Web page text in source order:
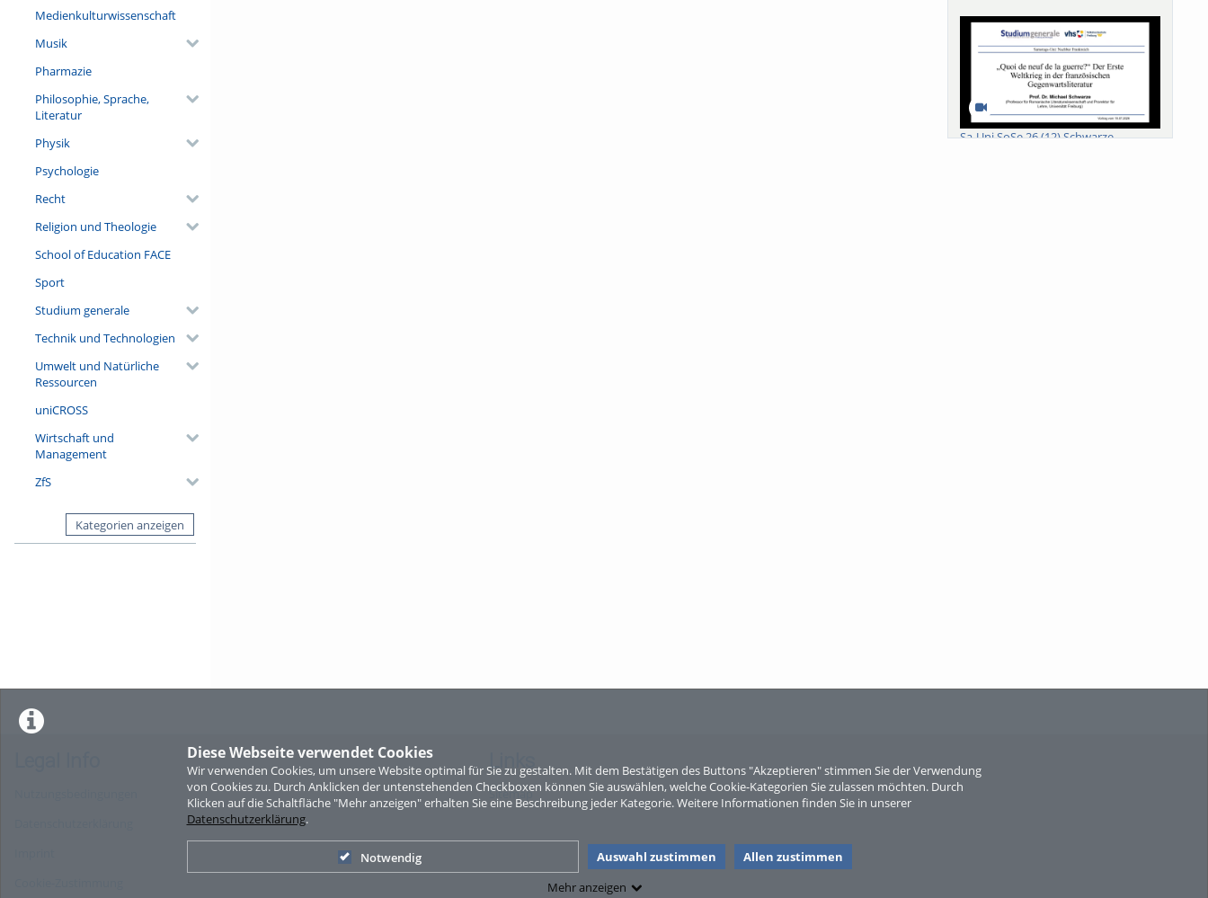
Diese Webseite verwendet Cookies
Wir verwenden Cookies, um unsere Website optimal für Sie zu gestalten. Mit dem Bestätigen des Buttons "Akzeptieren" stimmen Sie der Verwendung
von Cookies zu. Durch Anklicken der untenstehenden Checkboxen können Sie auswählen, welche Cookie-Kategorien Sie zulassen möchten. Durch
Klicken auf die Schaltfläche "Mehr anzeigen" erhalten Sie eine Beschreibung jeder Kategorie. Weitere Informationen finden Sie in unserer
Datenschutzerklärung.
Notwendig Auswahl zustimmen
Allen zustimmen
Mehr anzeigen
Medienkulturwissenschaft
Musik
Pharmazie
Philosophie, Sprache,
Literatur
Physik
Psychologie
Recht
Religion und Theologie
School of Education FACE
Sport
Studium generale
Technik und Technologien
Umwelt und Natürliche
Ressourcen
uniCROSS
Wirtschaft und
Management
ZfS
Kategorien anzeigen
Sa-Uni SoSe 26 (12) Schwarze
Sperber
Links
Sitemap